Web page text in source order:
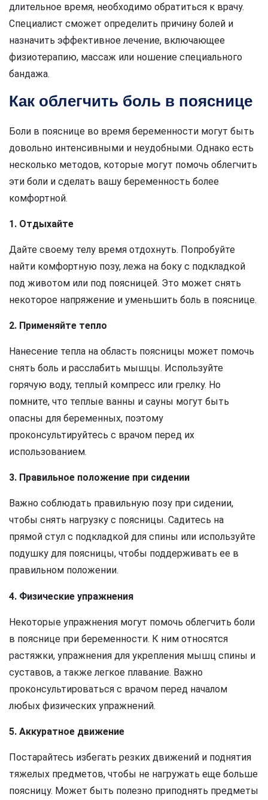
длительное время, необходимо обратиться к врачу.
Специалист сможет определить причину болей и
назначить эффективное лечение, включающее
физиотерапию, массаж или ношение специального
бандажа.
Как облегчить боль в пояснице
Боли в пояснице во время беременности могут быть
довольно интенсивными и неудобными. Однако есть
несколько методов, которые могут помочь облегчить
эти боли и сделать вашу беременность более
комфортной.
1. Отдыхайте
Дайте своему телу время отдохнуть. Попробуйте
найти комфортную позу, лежа на боку с подкладкой
под животом или под поясницей. Это может снять
некоторое напряжение и уменьшить боль в пояснице.
2. Применяйте тепло
Нанесение тепла на область поясницы может помочь
снять боль и расслабить мышцы. Используйте
горячую воду, теплый компресс или грелку. Но
помните, что теплые ванны и сауны могут быть
опасны для беременных, поэтому
проконсультируйтесь с врачом перед их
использованием.
3. Правильное положение при сидении
Важно соблюдать правильную позу при сидении,
чтобы снять нагрузку с поясницы. Садитесь на
прямой стул с подкладкой для спины или используйте
подушку для поясницы, чтобы поддерживать ее в
правильном положении.
4. Физические упражнения
Некоторые упражнения могут помочь облегчить боли
в пояснице при беременности. К ним относятся
растяжки, упражнения для укрепления мышц спины и
суставов, а также легкое плавание. Важно
проконсультироваться с врачом перед началом
любых физических упражнений.
5. Аккуратное движение
Постарайтесь избегать резких движений и поднятия
тяжелых предметов, чтобы не нагружать еще больше
поясницу. Может быть полезно приподнять предметы